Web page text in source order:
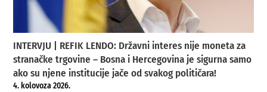
INTERVJU | REFIK LENDO: Državni interes nije moneta za
stranačke trgovine – Bosna i Hercegovina je sigurna samo
ako su njene institucije jače od svakog političara!
4. kolovoza 2026.